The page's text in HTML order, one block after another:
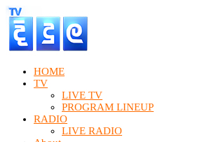
HOME
TV
LIVE TV
PROGRAM LINEUP
RADIO
LIVE RADIO